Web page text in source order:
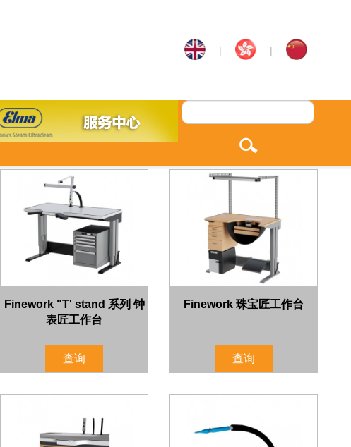
| |
Finework "T' stand 系列 钟
表匠工作台
查询
Finework 珠宝匠工作台
查询